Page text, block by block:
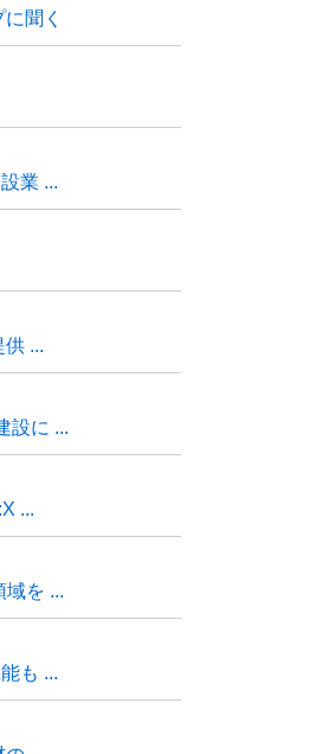
聞く
業 ...
...
設に ...
...
を ...
も ...